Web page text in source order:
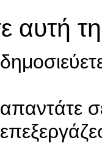
αυτή